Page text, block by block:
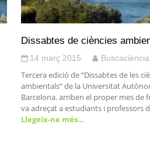
Dissabtes de ciències
14 març 2015 Buscaciència
Tercera edició de “Dissabtes de les
ambientals” de la Universitat
Barcelona. arriben el proper mes de
va adreçat a estudiants i professors
Llegeix-ne més…